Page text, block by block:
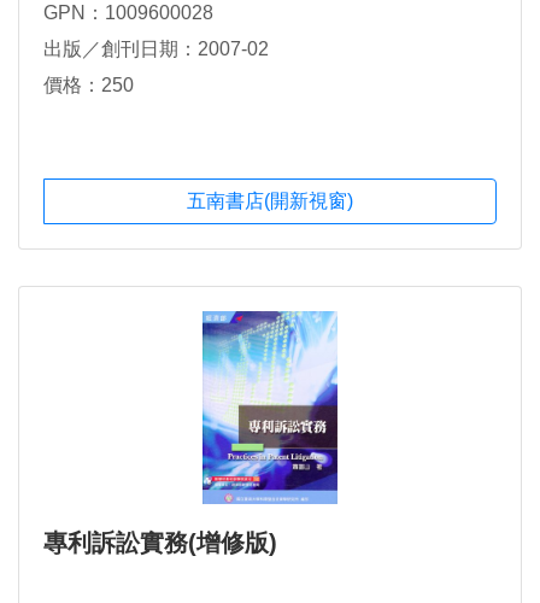
GPN：1009600028
出版／創刊日期：2007-02
價格：250
五南書店(開新視窗)
專利訴訟實務(增修版)